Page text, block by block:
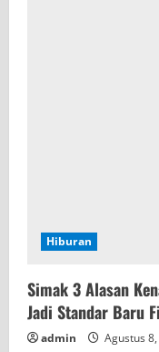
Hiburan
Simak 3 Alasan
Jadi Standar Baru
admin Agustus